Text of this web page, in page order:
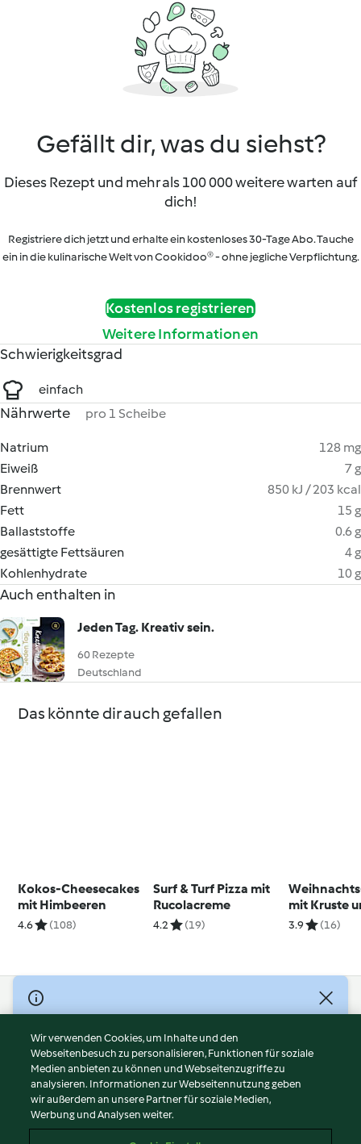
Gefällt dir, was du siehst?
Dieses Rezept und mehr als 100 000 weitere warten auf
dich!
Registriere dich jetzt und erhalte ein kostenloses 30-Tage Abo. Tauche
ein in die kulinarische Welt von Cookidoo® - ohne jegliche Verpflichtung.
Kostenlos registrieren
Weitere Informationen
Schwierigkeitsgrad
einfach
Nährwerte pro 1 Scheibe
Natrium
128 mg
Eiweiß
7 g
Brennwert
850 kJ / 203 kcal
Fett
15 g
Ballaststoffe
0.6 g
gesättigte Fettsäuren
4 g
Kohlenhydrate
10 g
Auch enthalten in
Jeden Tag. Kreativ sein.
60 Rezepte
Deutschland
Das könnte dir auch gefallen
Kokos-Cheesecakes
mit Himbeeren
4.6 (108)
Surf & Turf Pizza mit
Rucolacreme
4.2 (19)
mit Kruste
Joghurt-
3.9 (16)
© Copyright 2026
Nutzungsbedingungen
Datenschutzrichtlinien
Disclaimer
Impressum
Cookies
Wir verwenden Cookies, um Inhalte und den
Webseitenbesuch zu personalisieren, Funktionen für soziale
Medien anbieten zu können und Webseitenzugriffe zu
analysieren. Informationen zur Webseitennutzung geben
wir außerdem an unsere Partner für soziale Medien,
Werbung und Analysen weiter.